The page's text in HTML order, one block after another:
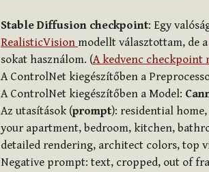
Stable Diffusion checkpoint: Egy
RealisticVision modellt választottam, de a
sokat használom. (A kedvenc checkpoint
A ControlNet kiegészítőben a
A ControlNet kiegészítőben a Model:
Az utasítások (prompt): residential
your apartment, bedroom, kitchen,
detailed rendering, architect colors, top
Negative prompt: text, cropped, out of